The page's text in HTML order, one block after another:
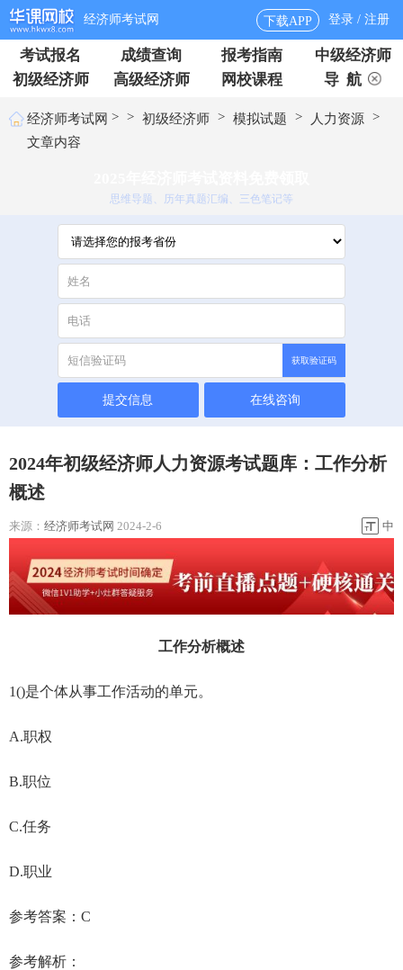
经济师考试网 下载APP 登录 / 注册
考试报名 成绩查询 报考指南
中级经济师
初级经济师
高级经济师 网校课程 导 航
经济师考试网 > > 初级经济师 > 模拟试题 > 人力资源 >
文章内容
思维导题、历年真题汇编、三色笔记等
获取验证码
提交信息 在线咨询
2024年初级经济师人力资源考试题库：工作分析
概述
来源： 经济师考试网 2024-2-6 中
工作分析概述
1()是个体从事工作活动的单元。
A.职权
B.职位
C.任务
D.职业
参考答案：C
参考解析：